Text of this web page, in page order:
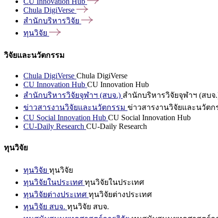
Chula DigiVerse
สำนักบริหารวิจัย
ทุนวิจัย
วิจัยและนวัตกรรม
Chula DigiVerse Chula DigiVerse
CU Innovation Hub CU Innovation Hub
สำนักบริหารวิจัยจุฬาฯ (สบจ.) สำนักบริหารวิจัยจุฬาฯ (สบจ
ข่าวสารงานวิจัยและนวัตกรรม ข่าวสารงานวิจัยและนวัตก
CU Social Innovation Hub CU Social Innovation Hub
CU-Daily Research CU-Daily Research
ทุนวิจัย
ทุนวิจัย ทุนวิจัย
ทุนวิจัยในประเทศ ทุนวิจัยในประเทศ
ทุนวิจัยต่างประเทศ ทุนวิจัยต่างประเทศ
ทุนวิจัย สบจ. ทุนวิจัย สบจ.